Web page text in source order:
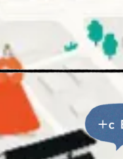
いばなかBASE
えきまえBASE
茨木蚤の市